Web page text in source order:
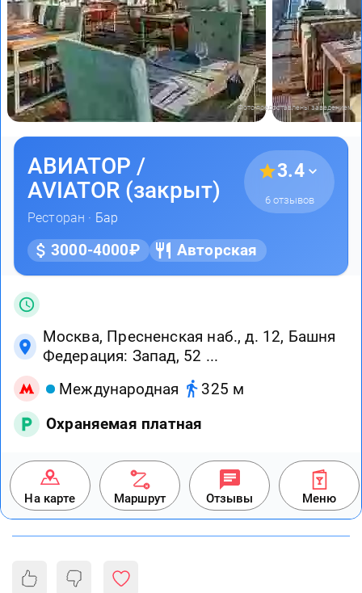
Фото предоставлены заведением
АВИАТОР /
AVIATOR (закрыт)
Ресторан · Бар
3.4
6 отзывов
3000-4000₽ Авторская
Москва, Пресненская наб., д. 12, Башня
Федерация: Запад, 52 ...
Международная
325 м
Охраняемая платная
На карте Маршрут Отзывы Меню